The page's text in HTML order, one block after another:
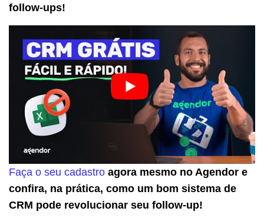
follow-ups!
Faça o seu cadastro agora mesmo no Agendor e
confira, na prática, como um bom sistema de
CRM pode revolucionar seu follow-up!